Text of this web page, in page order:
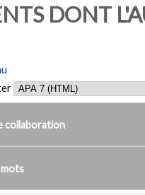
DONT
collaboration
mots